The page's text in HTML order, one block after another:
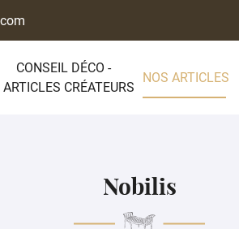
CONSEIL DÉCO -
ARTICLES CRÉATEURS
NOS ARTICLES
Nobilis